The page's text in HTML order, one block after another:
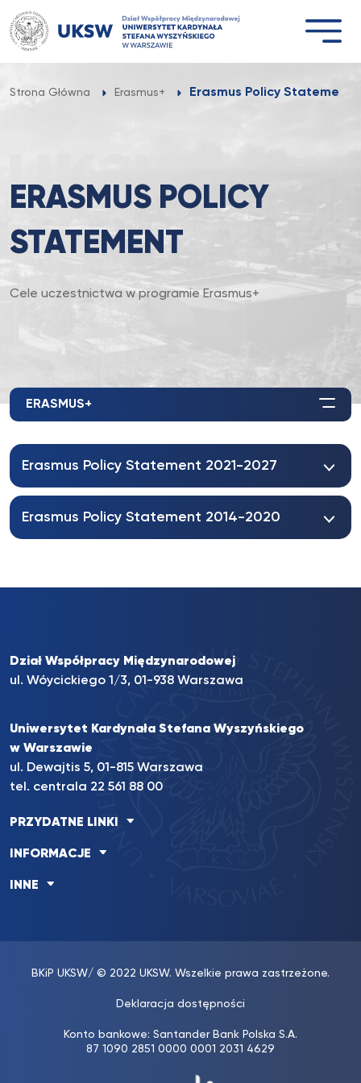
Przejdź
do
treści
Strona Główna Erasmus+ Erasmus Policy Statement
ERASMUS POLICY
STATEMENT
Cele uczestnictwa w programie Erasmus+
ERASMUS+
Erasmus Policy Statement 2021-2027
Erasmus Policy Statement 2014-2020
Dział Współpracy Międzynarodowej
ul. Wóycickiego 1/3, 01-938 Warszawa
Uniwersytet Kardynała Stefana Wyszyńskiego
w Warszawie
ul. Dewajtis 5, 01-815 Warszawa
tel. centrala 22 561 88 00
PRZYDATNE LINKI
INFORMACJE
INNE
BKiP UKSW/ © 2022 UKSW. Wszelkie prawa zastrzeżone.
Deklaracja dostępności
Konto bankowe: Santander Bank Polska S.A.
87 1090 2851 0000 0001 2031 4629